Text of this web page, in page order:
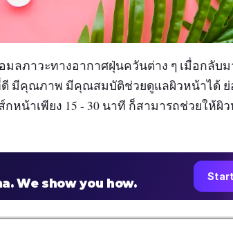
มลภาวะทางอากาศฝุ่นควันต่าง ๆ เมื่อกลับ
มีคุณภาพ มีคุณสมบัติช่วยดูแลผิวหน้าได้ ย่
กหน้าเพียง 15 - 30 นาที ก็สามารถช่วยให้
We show you how.